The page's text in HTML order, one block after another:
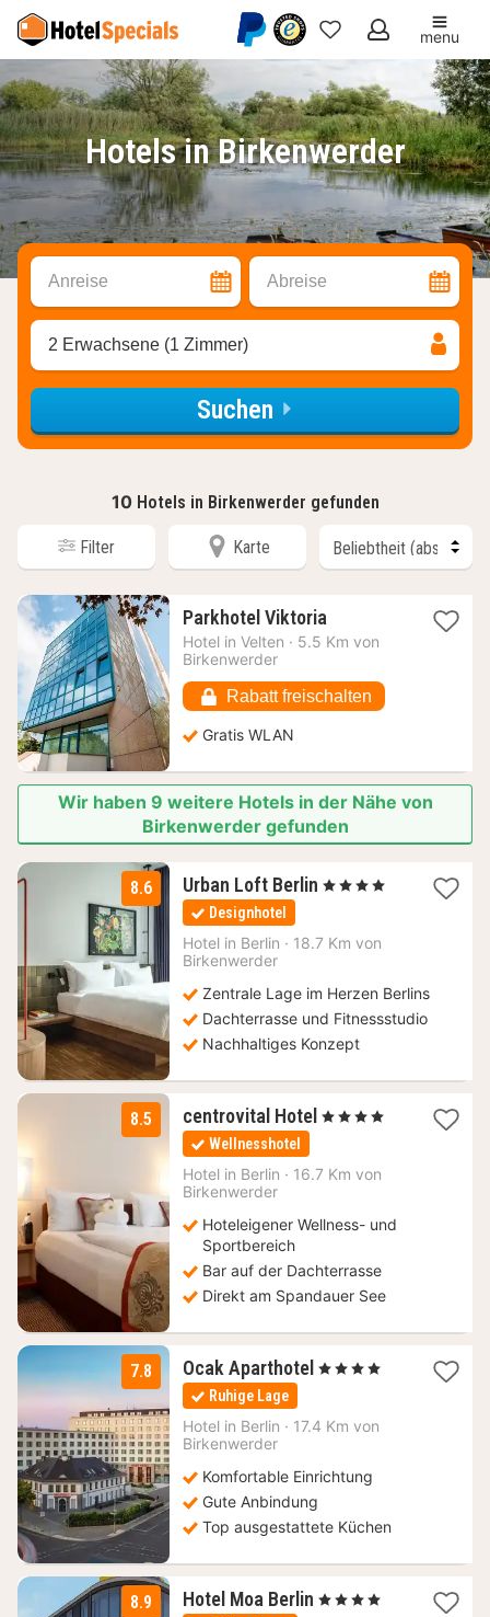
Meine
Favoriten
menu
Hotels in Birkenwerder
Anreise Abreise
2 Erwachsene (1 Zimmer)
Suchen
10 Hotels in Birkenwerder gefunden
Filter Karte
Parkhotel Viktoria1
Nacht
€
Hotel in Velten · 5.5 Km von
Birkenwerder
Rabatt freischalten
Gratis WLAN
Wir haben 9 weitere Hotels in der Nähe von
Birkenwerder gefunden
8.6 Urban Loft Berlin 1
63
, 4 Sterne
Designhotel
Hotel in Berlin · 18.7 Km von
Birkenwerder
Zentrale Lage im Herzen Berlins
Dachterrasse und Fitnessstudio
Nachhaltiges Konzept
8.5 centrovital Hotel 1
160,18
, 4 Sterne
Wellnesshotel
Hotel in Berlin · 16.7 Km von
Birkenwerder
Hoteleigener Wellness- und
Sportbereich
Bar auf der Dachterrasse
Direkt am Spandauer See
7.8 Ocak Aparthotel 1
80
, 4 Sterne
Ruhige Lage
Hotel in Berlin · 17.4 Km von
Birkenwerder
Komfortable Einrichtung
Gute Anbindung
Top ausgestattete Küchen
8.9 Hotel Moa Berlin 2
, 4 Sterne